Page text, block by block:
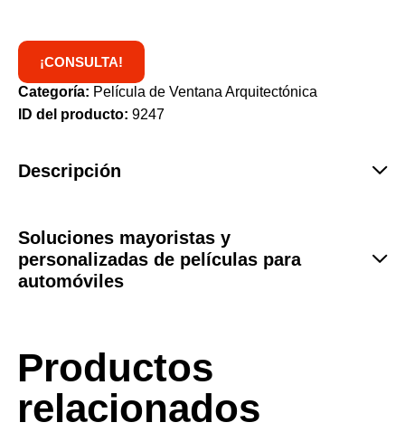
¡CONSULTA!
Categoría: Película de Ventana Arquitectónica
ID del producto: 9247
Descripción
Soluciones mayoristas y
personalizadas de películas para
automóviles
Productos
relacionados